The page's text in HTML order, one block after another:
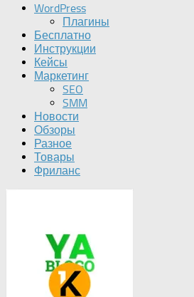
WordPress
Плагины
Бесплатно
Инструкции
Кейсы
Маркетинг
SEO
SMM
Новости
Обзоры
Разное
Товары
Фриланс